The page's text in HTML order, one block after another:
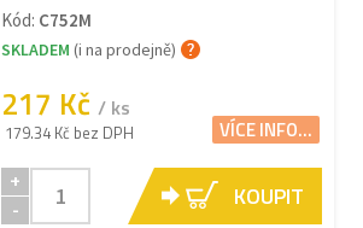
Kód: C752M
SKLADEM (i na prodejně)
217 Kč / ks
179.34 Kč bez DPH VÍCE INFO...
+
-
KOUPIT